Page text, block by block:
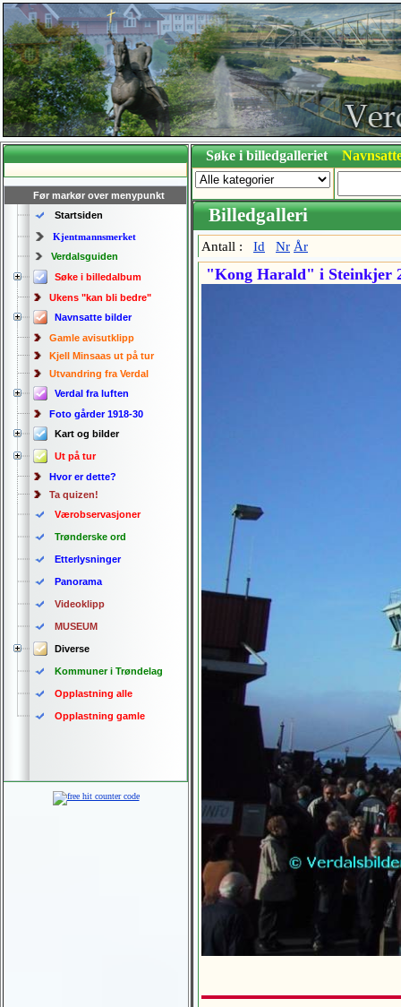
Før markør over menypunkt
Startsiden
Kjentmannsmerket
Verdalsguiden
Søke i billedalbum
Ukens "kan bli bedre"
Navnsatte bilder
Gamle avisutklipp
Kjell Minsaas ut på tur
Utvandring fra Verdal
Verdal fra luften
Foto gårder 1918-30
Kart og bilder
Ut på tur
Hvor er dette?
Ta quizen!
Værobservasjoner
Trønderske ord
Etterlysninger
Panorama
Videoklipp
MUSEUM
Diverse
Kommuner i Trøndelag
Opplastning alle
Opplastning gamle
Søke i billedgalleriet
Billedgalleri
Antall : Id Nr År
"Kong Harald" i Steinkjer